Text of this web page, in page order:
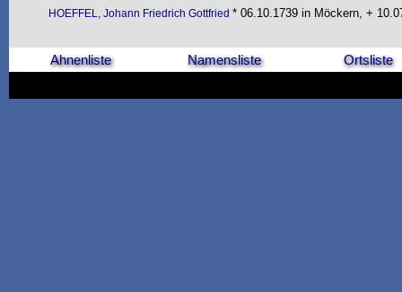
HOEFFEL, Johann Friedrich Gottfried * 06.10.1739 in Möckern, +
Ahnenliste Namensliste Ortsliste